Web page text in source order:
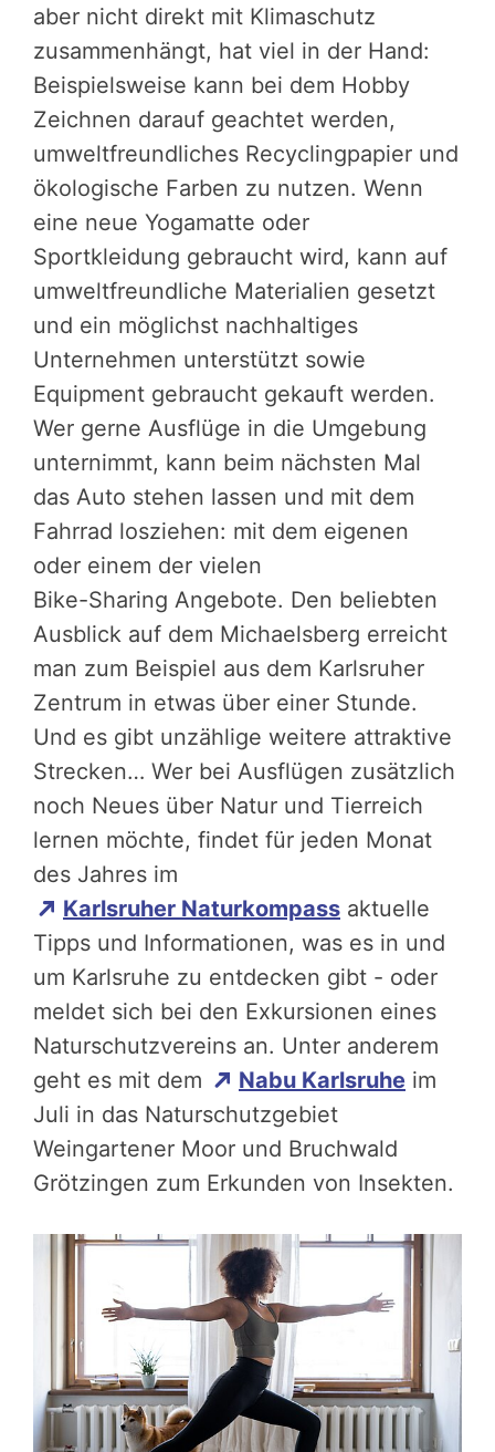
aber nicht direkt mit Klimaschutz
zusammenhängt, hat viel in der Hand:
Beispielsweise kann bei dem Hobby
Zeichnen darauf geachtet werden,
umweltfreundliches Recyclingpapier und
ökologische Farben zu nutzen. Wenn
eine neue Yogamatte oder
Sportkleidung gebraucht wird, kann auf
umweltfreundliche Materialien gesetzt
und ein möglichst nachhaltiges
Unternehmen unterstützt sowie
Equipment gebraucht gekauft werden.
Wer gerne Ausflüge in die Umgebung
unternimmt, kann beim nächsten Mal
das Auto stehen lassen und mit dem
Fahrrad losziehen: mit dem eigenen
oder einem der vielen
Bike-Sharing Angebote. Den beliebten
Ausblick auf dem Michaelsberg erreicht
man zum Beispiel aus dem Karlsruher
Zentrum in etwas über einer Stunde.
Und es gibt unzählige weitere attraktive
Strecken… Wer bei Ausflügen zusätzlich
noch Neues über Natur und Tierreich
lernen möchte, findet für jeden Monat
des Jahres im
Karlsruher Naturkompass aktuelle
Tipps und Informationen, was es in und
um Karlsruhe zu entdecken gibt - oder
meldet sich bei den Exkursionen eines
Naturschutzvereins an. Unter anderem
geht es mit dem
Nabu Karlsruhe im
Juli in das Naturschutzgebiet
Weingartener Moor und Bruchwald
Grötzingen zum Erkunden von Insekten.